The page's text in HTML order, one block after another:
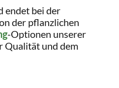
endet bei der
der pflanzlichen
-Optionen unserer
Qualität und dem